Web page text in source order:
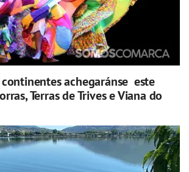
achegaránse este
Terras de Trives e Viana do